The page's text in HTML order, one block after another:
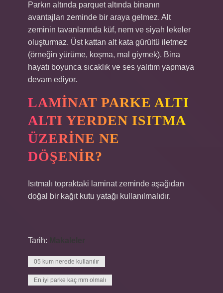
Parkın altında parquet altında binanın
avantajları zeminde bir araya gelmez. Alt
zeminin tavanlarında küf, nem ve siyah lekeler
oluşturmaz. Üst kattan alt kata gürültü iletmez
(örneğin yürüme, koşma, mal giymek). Bina
hayatı boyunca sıcaklık ve ses yalıtım yapmaya
devam ediyor.
LAMINAT PARKE ALTI
ALTI YERDEN ISITMA
ÜZERINE NE
DÖŞENIR?
Isıtmalı topraktaki laminat zeminde aşağıdan
doğal bir kağıt kutu yatağı kullanılmalıdır.
Tarih:
05 kum nerede kullanılır
En iyi parke kaç mm olmalı